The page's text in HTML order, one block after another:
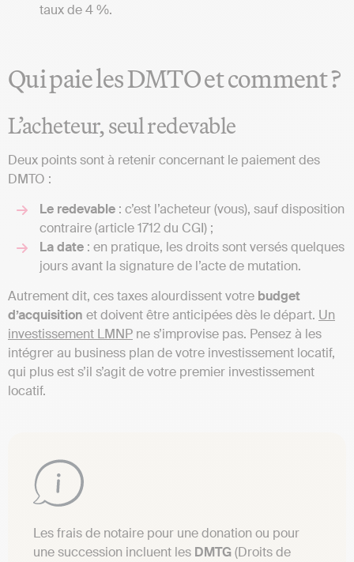
taux de 4 %.
Qui paie les DMTO et comment ?
L’acheteur, seul redevable
Deux points sont à retenir concernant le paiement des
DMTO :
Le redevable : c’est l’acheteur (vous), sauf disposition
contraire (article 1712 du CGI) ;
La date : en pratique, les droits sont versés quelques
jours avant la signature de l’acte de mutation.
Autrement dit, ces taxes alourdissent votre budget
d’acquisition et doivent être anticipées dès le départ. Un
investissement LMNP ne s’improvise pas. Pensez à les
intégrer au business plan de votre investissement locatif,
qui plus est s’il s’agit de votre premier investissement
locatif.
Les frais de notaire pour une donation ou pour
une succession incluent les DMTG(Droits de